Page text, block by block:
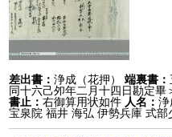
差出書：浄成（花押） 端裏書：
同十六己夘年二月十四日勘定畢
書止：右御算用状如件 人名：浄
宝泉院 福井 海弘 伊勢兵庫 式部